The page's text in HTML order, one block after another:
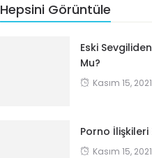
Hepsini Görüntüle
Eski
Mu?
Kasım 15, 2021
Porno İlişkileri
Kasım 15, 2021